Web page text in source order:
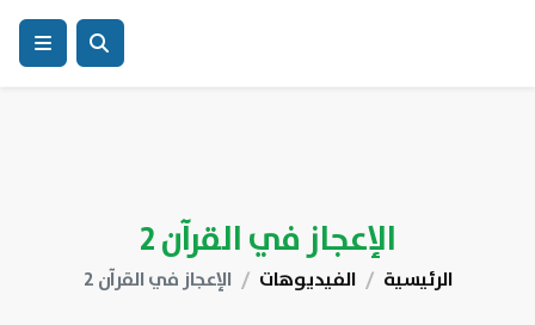
الإعجاز في القرآن 2
الرئيسية الفيديوهات الإعجاز في القرآن 2